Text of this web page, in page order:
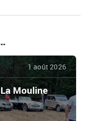
1 août 2026
Mouline